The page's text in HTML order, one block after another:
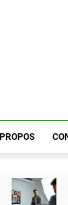
Comment
1 Semaine